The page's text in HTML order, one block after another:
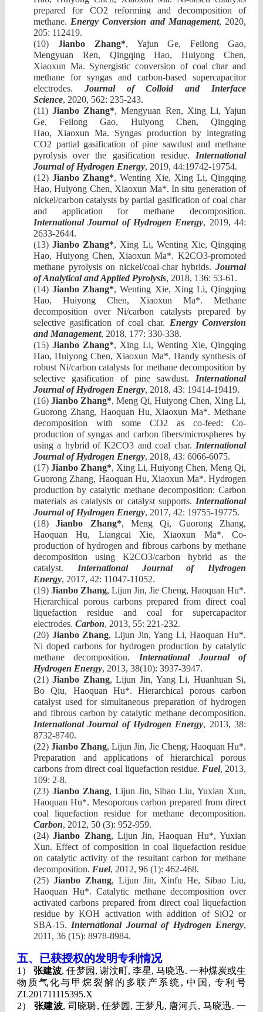
prepared for CO2 reforming and decomposition of
methane. Energy Conversion and Management, 2020,
205: 112419.
(10) Jianbo Zhang*, Yajun Ge, Feilong Gao,
Mengyuan Ren, Qingqing Hao,
Huiyong Chen,
Xiaoxun Ma. Synergistic conversion of coal char and
methane for syngas and carbon-based supercapacitor
electrodes. Journal of Colloid and Interface
Science, 2020, 562: 235-243.
(11)Jianbo Zhang*,Mengyuan Ren, Xing Li, Yajun
Ge, Feilong Gao, Huiyong Chen, Qingqing
Hao, Xiaoxun Ma. Syngas production by integrating
CO2 partial gasification of pine sawdust and methane
pyrolysis over the gasification residue. International
Journal of Hydrogen Energy, 2019, 44:19742-19754.
(12)Jianbo Zhang*,Wenting Xie, Xing Li, Qingqing
Hao, Huiyong Chen, Xiaoxun Ma*. In situ generation of
nickel/carbon catalysts by partial gasification of coal char
and application for methane decomposition.
International Journal of Hydrogen Energy, 2019, 44:
2633-2644.
(13)Jianbo Zhang*, Xing Li, Wenting Xie, Qingqing
Hao, Huiyong Chen, Xiaoxun Ma*. K2CO3-promoted
methane pyrolysis on nickel/coal-char hybrids. Journal
of Analytical and Applied Pyrolysis, 2018, 136: 53-61.
(14)Jianbo Zhang*,Wenting Xie, Xing Li, Qingqing
Hao, Huiyong Chen, Xiaoxun Ma*. Methane
decomposition over Ni/carbon catalysts prepared by
selective gasification of coal char. Energy Conversion
and Management, 2018, 177: 330-338.
(15)Jianbo Zhang*, Xing Li, Wenting Xie, Qingqing
Hao, Huiyong Chen, Xiaoxun Ma*. Handy synthesis of
robust Ni/carbon catalysts for methane decomposition by
selective gasification of pine sawdust. International
Journal of Hydrogen Energy, 2018, 43: 19414-19419.
(16) Jianbo Zhang*, Meng Qi, Huiyong Chen, Xing Li,
GuorongZhang, Haoquan Hu, Xiaoxun Ma*. Methane
decomposition with some CO2 as co-feed: Co-
production of syngas and carbon fibers/microspheres by
using a hybrid of K2CO3 and coal char. International
Journal of Hydrogen Energy, 2018, 43: 6066-6075.
(17) Jianbo Zhang*, Xing Li, Huiyong Chen,Meng Qi,
GuorongZhang, Haoquan Hu, Xiaoxun Ma*. Hydrogen
production by catalytic methane decomposition: Carbon
materials as catalysts or catalyst supports. International
Journal of Hydrogen Energy, 2017, 42: 19755-19775.
(18)Jianbo Zhang*, Meng Qi, GuorongZhang,
Haoquan Hu, Liangcai Xie, Xiaoxun Ma*. Co-
production of hydrogen and fibrous carbons by methane
decomposition using K2CO3/carbon hybrid as the
catalyst. International Journal of Hydrogen
Energy, 2017, 42: 11047-11052.
(19) Jianbo Zhang, Lijun Jin, Jie Cheng, Haoquan Hu*.
Hierarchical porous carbons prepared from direct coal
liquefaction residue and coal for supercapacitor
electrodes. Carbon, 2013, 55: 221-232.
(20) Jianbo Zhang, Lijun Jin, Yang Li, Haoquan Hu*.
Ni doped carbons for hydrogen production by catalytic
methane decomposition. International Journal of
Hydrogen Energy, 2013, 38(10): 3937-3947.
(21)Jianbo Zhang, Lijun Jin, Yang Li, Huanhuan Si,
Bo Qiu, Haoquan Hu*. Hierarchical porous carbon
catalyst used for simultaneous preparation of hydrogen
and fibrous carbon by catalytic methane decomposition.
International Journal of Hydrogen Energy, 2013, 38:
8732-8740.
(22) Jianbo Zhang, Lijun Jin, Jie Cheng, Haoquan Hu*.
Preparation and applications of hierarchical porous
carbons from direct coal liquefaction residue. Fuel, 2013,
109: 2-8.
(23) Jianbo Zhang, Lijun Jin, Sibao Liu, Yuxian Xun,
Haoquan Hu*. Mesoporous carbon prepared from direct
coal liquefaction residue for methane decomposition.
Carbon, 2012, 50 (3): 952-959.
(24)Jianbo Zhang, Lijun Jin, Haoquan Hu*, Yuxian
Xun. Effect of composition in coal liquefaction residue
on catalytic activity of the resultant carbon for methane
decomposition. Fuel, 2012, 96 (1): 462-468.
(25) Jianbo Zhang, Lijun Jin, Xinfu He, Sibao Liu,
Haoquan Hu*. Catalytic methane decomposition over
activated carbons prepared from direct coal liquefaction
residue by KOH activation with addition of SiO2 or
SBA-15. International Journal of Hydrogen Energy,
2011, 36 (15): 8978-8984.
五、已获授权的发明专利情况
1） 张建波, 任梦园, 谢汶町, 李星, 马晓迅. 一种煤炭或生
物质气化与甲烷裂解的多联产系统, 中国, 专利号
ZL201711115395.X
2）
张建波, 司晓璐,任梦园 , 王梦凡, 唐河兵, 马晓迅.一